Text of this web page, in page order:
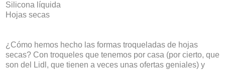
Silicona líquida
Hojas secas
¿Cómo hemos hecho las formas troqueladas de hojas
secas? Con troqueles que tenemos por casa (por cierto, que
son del Lidl, que tienen a veces unas ofertas geniales) y